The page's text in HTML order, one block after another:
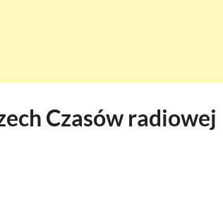
Czasów radiowej